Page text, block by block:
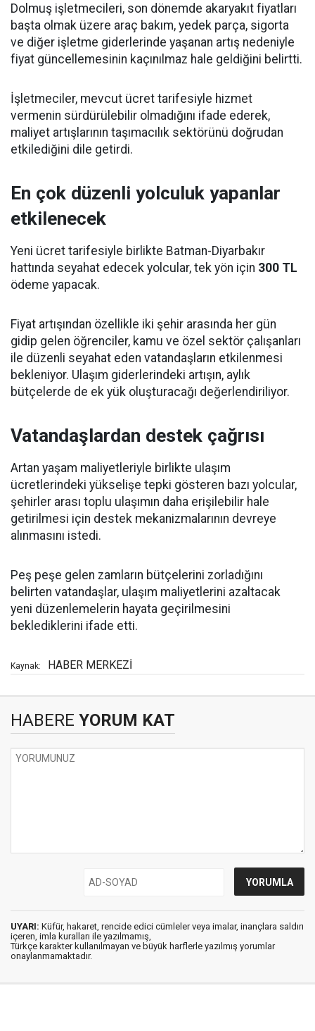
Dolmuş işletmecileri, son dönemde akaryakıt fiyatları
başta olmak üzere araç bakım, yedek parça, sigorta
ve diğer işletme giderlerinde yaşanan artış nedeniyle
fiyat güncellemesinin kaçınılmaz hale geldiğini belirtti.
İşletmeciler, mevcut ücret tarifesiyle hizmet
vermenin sürdürülebilir olmadığını ifade ederek,
maliyet artışlarının taşımacılık sektörünü doğrudan
etkilediğini dile getirdi.
En çok düzenli yolculuk yapanlar
etkilenecek
Yeni ücret tarifesiyle birlikte Batman-Diyarbakır
hattında seyahat edecek yolcular, tek yön için 300 TL
ödeme yapacak.
Fiyat artışından özellikle iki şehir arasında her gün
gidip gelen öğrenciler, kamu ve özel sektör çalışanları
ile düzenli seyahat eden vatandaşların etkilenmesi
bekleniyor. Ulaşım giderlerindeki artışın, aylık
bütçelerde de ek yük oluşturacağı değerlendiriliyor.
Vatandaşlardan destek çağrısı
Artan yaşam maliyetleriyle birlikte ulaşım
ücretlerindeki yükselişe tepki gösteren bazı yolcular,
şehirler arası toplu ulaşımın daha erişilebilir hale
getirilmesi için destek mekanizmalarının devreye
alınmasını istedi.
Peş peşe gelen zamların bütçelerini zorladığını
belirten vatandaşlar, ulaşım maliyetlerini azaltacak
yeni düzenlemelerin hayata geçirilmesini
beklediklerini ifade etti.
Kaynak: HABER MERKEZİ
HABERE YORUM KAT
UYARI: Küfür, hakaret, rencide edici cümleler veya imalar, inançlara saldırı
içeren, imla kuralları ile yazılmamış,
Türkçe karakter kullanılmayan ve büyük harflerle yazılmış yorumlar
onaylanmamaktadır.